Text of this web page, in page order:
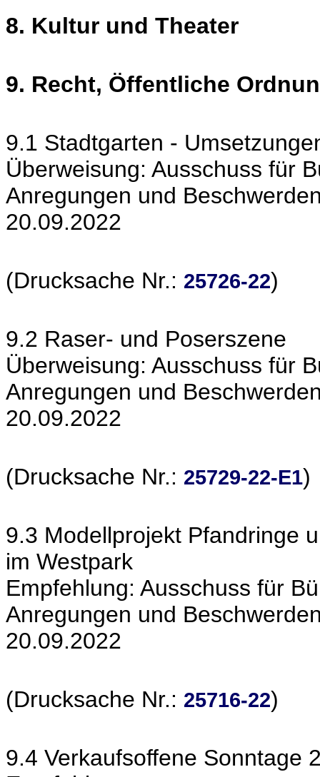
8. Kultur und Theater
9. Recht, Öffentliche
9.1 Stadtgarten -
Überweisung: Ausschuss für
Anregungen und
20.09.2022
(Drucksache Nr.: 25726-22)
9.2 Raser- und Poserszene
Überweisung: Ausschuss für
Anregungen und
20.09.2022
(Drucksache Nr.: 25729-22-E1)
9.3 Modellprojekt Pfandringe
im Westpark
Empfehlung: Ausschuss für
Anregungen und
20.09.2022
(Drucksache Nr.: 25716-22)
9.4 Verkaufsoffene Sonntage